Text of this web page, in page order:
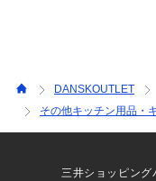
DANSKOUTLET
その他キッチン用品・
三井ショッピング